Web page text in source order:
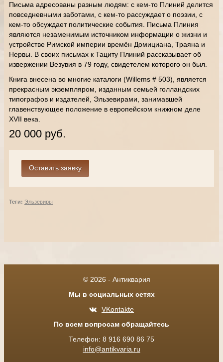
Письма адресованы разным людям: с кем-то Плиний делится
повседневными заботами, с кем-то рассуждает о поэзии, с
кем-то обсуждает политические события. Письма Плиния
являются незаменимым источником информации о жизни и
устройстве Римской империи времён Домициана, Траяна и
Нервы. В своих письмах к Тациту Плиний рассказывает об
извержении Везувия в 79 году, свидетелем которого он был.
Книга внесена во многие каталоги (Willems # 503), является
прекрасным экземпляром, изданным семьей голландских
типографов и издателей, Эльзевирами, занимавшей
главенствующее положение в европейском книжном деле
XVII века.
20 000 руб.
Теги: Эльзевиры
© 2026 - Антиквария
Мы в социальных сетях
VKontakte
По всем вопросам обращайтесь
Телефон: 8 916 690 86 75
info@antikvaria.ru